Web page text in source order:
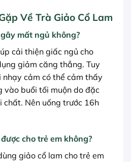
Về Trà Giảo Cổ Lam
mất ngủ không?
cải thiện giấc ngủ cho
giảm căng thẳng. Tuy
nhạy cảm có thể cảm thấy
vào buổi tối muộn do đặc
Nên uống trước 16h
cho trẻ em không?
giảo cổ lam cho trẻ em